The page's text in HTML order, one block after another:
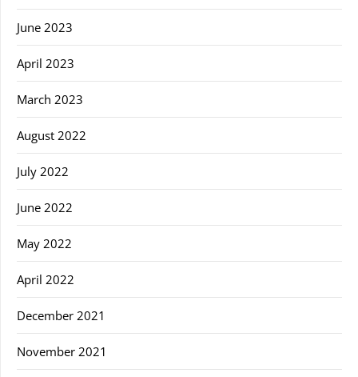
June 2023
April 2023
March 2023
August 2022
July 2022
June 2022
May 2022
April 2022
December 2021
November 2021